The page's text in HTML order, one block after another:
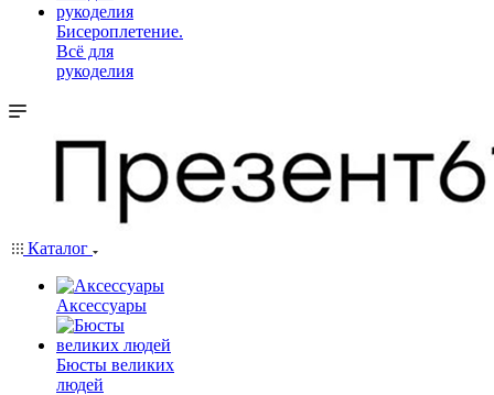
Бисероплетение.
Всё для
рукоделия
Каталог
Аксессуары
Бюсты великих
людей